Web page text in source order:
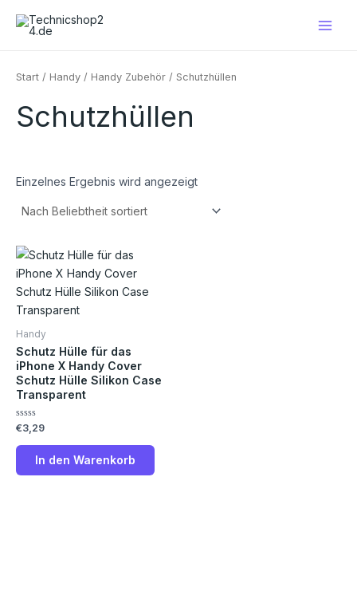
Inhalt
Start / Handy / Handy Zubehör / Schutzhüllen
Schutzhüllen
Einzelnes Ergebnis wird angezeigt
Handy
Schutz Hülle für das
iPhone X Handy Cover
Schutz Hülle Silikon Case
Transparent
Bewertet
0
€3,29
In den Warenkorb